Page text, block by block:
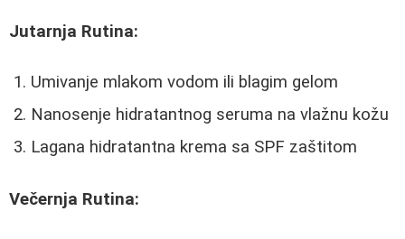
Jutarnja Rutina:
Umivanje mlakom vodom ili blagim gelom
Nanosenje hidratantnog seruma na vlažnu kožu
Lagana hidratantna krema sa SPF zaštitom
Večernja Rutina: